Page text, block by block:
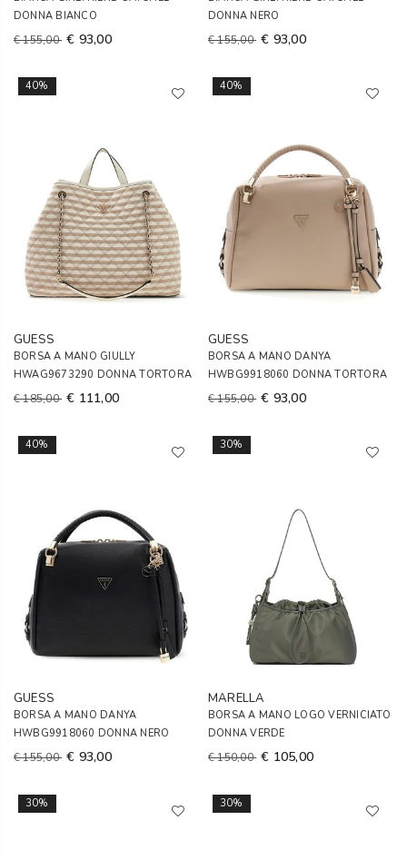
DONNA BIANCO
€ 155,00 € 93,00
DONNA NERO
€ 155,00 € 93,00
40%
GUESS
BORSA A MANO GIULLY
HWAG9673290 DONNA TORTORA
€ 185,00 € 111,00
40%
GUESS
BORSA A MANO DANYA
HWBG9918060 DONNA TORTORA
€ 155,00 € 93,00
40%
GUESS
BORSA A MANO DANYA
HWBG9918060 DONNA NERO
€ 155,00 € 93,00
30%
MARELLA
BORSA A MANO LOGO VERNICIATO
DONNA VERDE
€ 150,00 € 105,00
30% 30%